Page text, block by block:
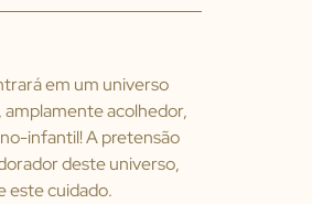
em um universo
acolhedor,
infantil! A pretensão
deste universo,
este cuidado.